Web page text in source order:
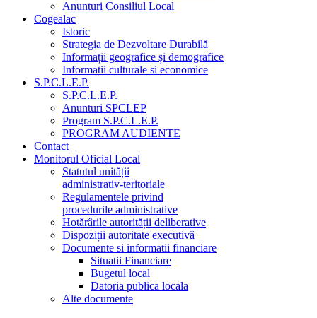
Anunturi Consiliul Local
Cogealac
Istoric
Strategia de Dezvoltare Durabilă
Informații geografice și demografice
Informatii culturale si economice
S.P.C.L.E.P.
S.P.C.L.E.P.
Anunturi SPCLEP
Program S.P.C.L.E.P.
PROGRAM AUDIENTE
Contact
Monitorul Oficial Local
Statutul unității
administrativ-teritoriale
Regulamentele privind
procedurile administrative
Hotărârile autorității deliberative
Dispoziții autoritate executivă
Documente si informatii financiare
Situatii Financiare
Bugetul local
Datoria publica locala
Alte documente